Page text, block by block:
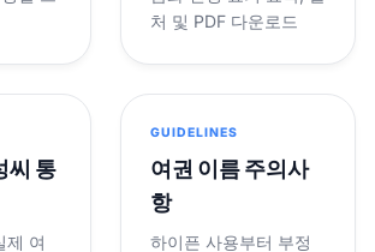
처 및 PDF 다운로드
씨 통
제 여
GUIDELINES
여권 이름 주의사
항
하이픈 사용부터 부정